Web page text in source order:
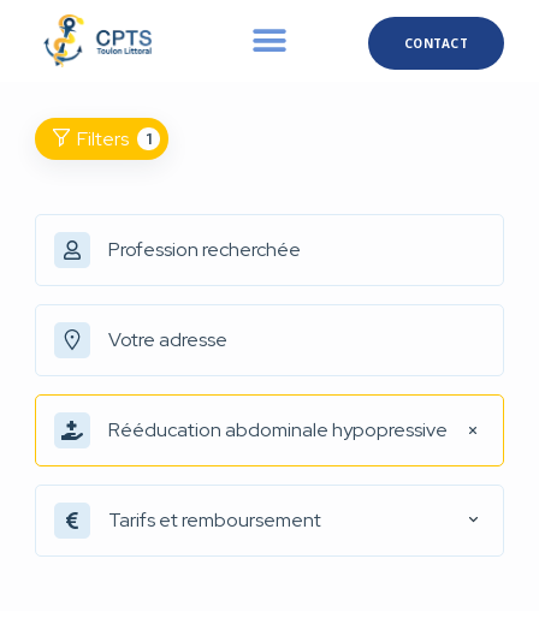
CONTACT
Filters 1
Rééducation abdominale hypopressive
Tarifs et remboursement